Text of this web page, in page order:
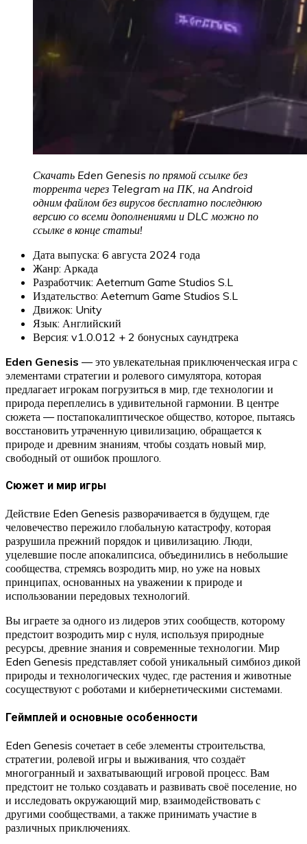
Скачать Eden Genesis по прямой ссылке без
торрента через Telegram на ПК, на Android
одним файлом без вирусов бесплатно последнюю
версию со всеми дополнениями и DLC можно по
ссылке в конце статьи!
Дата выпуска: 6 августа 2024 года
Жанр: Аркада
Разработчик: Aeternum Game Studios S.L
Издательство: Aeternum Game Studios S.L
Движок: Unity
Язык: Английский
Версия: v1.0.012 + 2 бонусных саундтрека
Eden Genesis — это увлекательная приключенческая игра с
элементами стратегии и ролевого симулятора, которая
предлагает игрокам погрузиться в мир, где технологии и
природа переплелись в удивительной гармонии. В центре
сюжета — постапокалиптическое общество, которое, пытаясь
восстановить утраченную цивилизацию, обращается к
природе и древним знаниям, чтобы создать новый мир,
свободный от ошибок прошлого.
Сюжет и мир игры
Действие Eden Genesis разворачивается в будущем, где
человечество пережило глобальную катастрофу, которая
разрушила прежний порядок и цивилизацию. Люди,
уцелевшие после апокалипсиса, объединились в небольшие
сообщества, стремясь возродить мир, но уже на новых
принципах, основанных на уважении к природе и
использовании передовых технологий.
Вы играете за одного из лидеров этих сообществ, которому
предстоит возродить мир с нуля, используя природные
ресурсы, древние знания и современные технологии. Мир
Eden Genesis представляет собой уникальный симбиоз дикой
природы и технологических чудес, где растения и животные
сосуществуют с роботами и кибернетическими системами.
Геймплей и основные особенности
Eden Genesis сочетает в себе элементы строительства,
стратегии, ролевой игры и выживания, что создаёт
многогранный и захватывающий игровой процесс. Вам
предстоит не только создавать и развивать своё поселение, но
и исследовать окружающий мир, взаимодействовать с
другими сообществами, а также принимать участие в
различных приключениях.